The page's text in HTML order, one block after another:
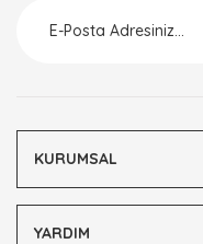
KURUMSAL
YARDIM